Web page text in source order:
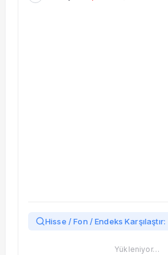
Hisse / Fon / Endeks Karşılaştır:
Yükleniyor…